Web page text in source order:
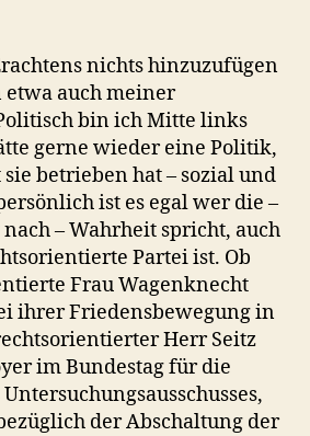
nichts hinzuzufügen
auch meiner
bin ich Mitte links
gerne wieder eine Politik,
betrieben hat – sozial und
ist es egal wer die –
– Wahrheit spricht, auch
Partei ist. Ob
Frau Wagenknecht
ihrer Friedensbewegung in
Herr Seitz
im Bundestag für die
der Abschaltung der